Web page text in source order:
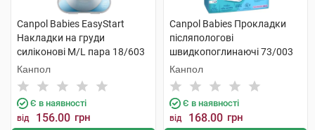
Canpol Babies EasyStart
Накладки на груди
силіконові M/L пара 18/603
2 шт
Канпол
Є в наявності
від 156.00 грн
Canpol Babies Прокладки
післяпологові
швидкопоглинаючі 73/003
10 шт
Канпол
Є в наявності
від 168.00 грн